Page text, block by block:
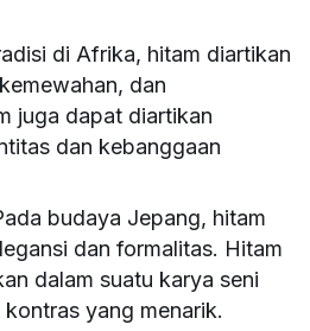
di Afrika, hitam diartikan
dan
juga dapat diartikan
dan kebanggaan
budaya Jepang, hitam
dan formalitas. Hitam
dalam suatu karya seni
yang menarik.